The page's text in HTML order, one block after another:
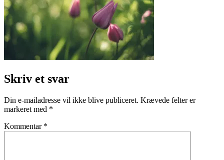
Skriv et svar
Din e-mailadresse vil ikke blive publiceret. Krævede felter er
markeret med *
Kommentar *